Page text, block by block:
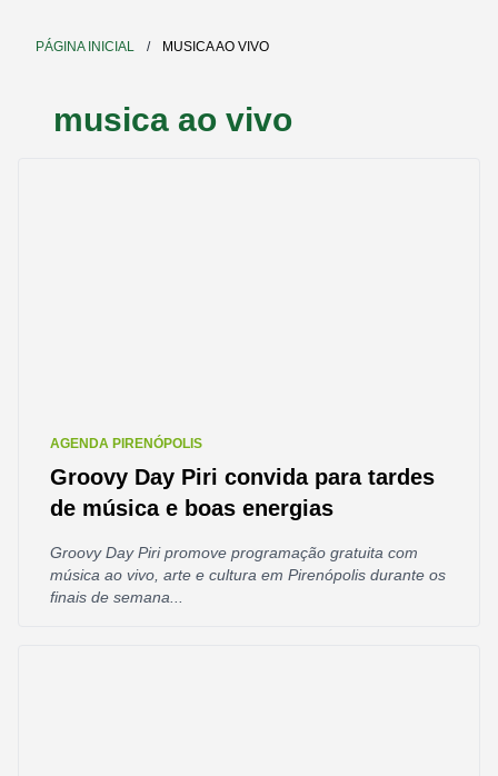
PÁGINA INICIAL / MUSICA AO VIVO
musica ao vivo
AGENDA PIRENÓPOLIS
Groovy Day Piri convida para tardes
de música e boas energias
Groovy Day Piri promove programação gratuita com
música ao vivo, arte e cultura em Pirenópolis durante os
finais de semana...